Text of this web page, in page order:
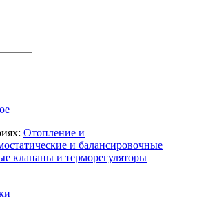
Отопление и
и балансировочные
клапаны и терморегуляторы